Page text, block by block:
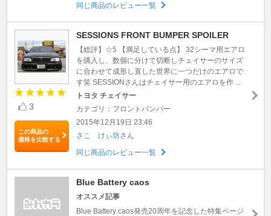
同じ商品のレビュー一覧
3
この商品の
価格を比較する
SESSIONS FRONT BUMPER SPOILER
【総評】☆5 【満足している点】 32シーマ用エアロ
を購入し、数個に分けて切断しチェイサーのサイズ
に合わせて成形し直した世界に一つだけのエアロで
す笑 SESSIONさんはチェイサー用のエアロを作 ...
トヨタ チェイサー
カテゴリ：フロントバンパー
2015年12月19日 23:46
さこ けぃ坊さん
同じ商品のレビュー一覧
Blue Battery caos
オススメ記事
Blue Battery caos発売20周年を記念した特集ページ